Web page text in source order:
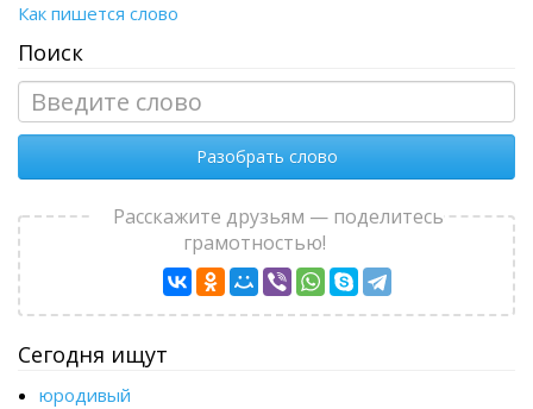
Как пишется слово
Поиск
Разобрать слово
Расскажите друзьям — поделитесь
грамотностью!
Сегодня ищут
юродивый